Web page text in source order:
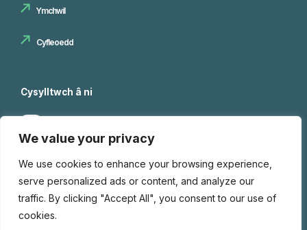
We value your privacy
We use cookies to enhance your browsing experience,
serve personalized ads or content, and analyze our
traffic. By clicking "Accept All", you consent to our use of
cookies.
Ymchwil
Cyfleoedd
Cysylltwch â ni
©Media Cymru (CYM) 2026 - Hawlfraint Media Cymru